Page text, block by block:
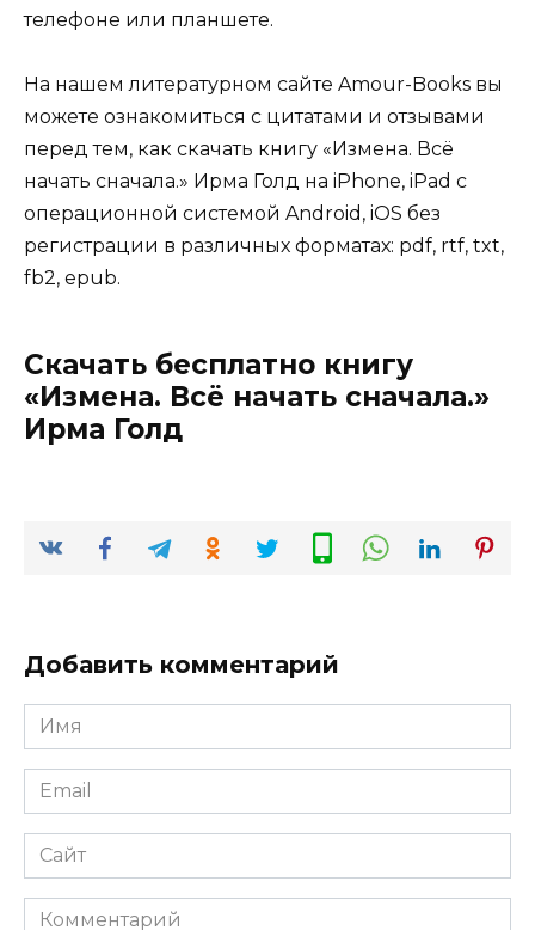
телефоне или планшете.
На нашем литературном сайте Amour-Books вы
можете ознакомиться с цитатами и отзывами
перед тем, как скачать книгу «Измена. Всё
начать сначала.» Ирма Голд на iPhone, iPad с
операционной системой Android, iOS без
регистрации в различных форматах: pdf, rtf, txt,
fb2, epub.
Скачать бесплатно книгу
«Измена. Всё начать сначала.»
Ирма Голд
Добавить комментарий
Имя
*
Email
*
Сайт
Комментарий